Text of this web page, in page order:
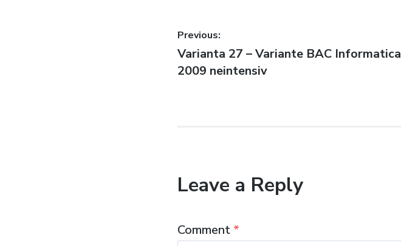
Post
navigation
Previous:
Previous
post:
Varianta 27 – Variante BAC Informatica
2009 neintensiv
Leave a Reply
Comment *